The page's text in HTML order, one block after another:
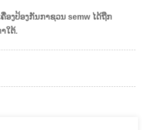
ອງປ້ອງກັນກາຊວນ semw ໄດ້ຖືກ
ໃຕ້.